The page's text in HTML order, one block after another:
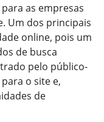
as empresas
Um dos principais
online, pois um
de busca
pelo público-
o site e,
de